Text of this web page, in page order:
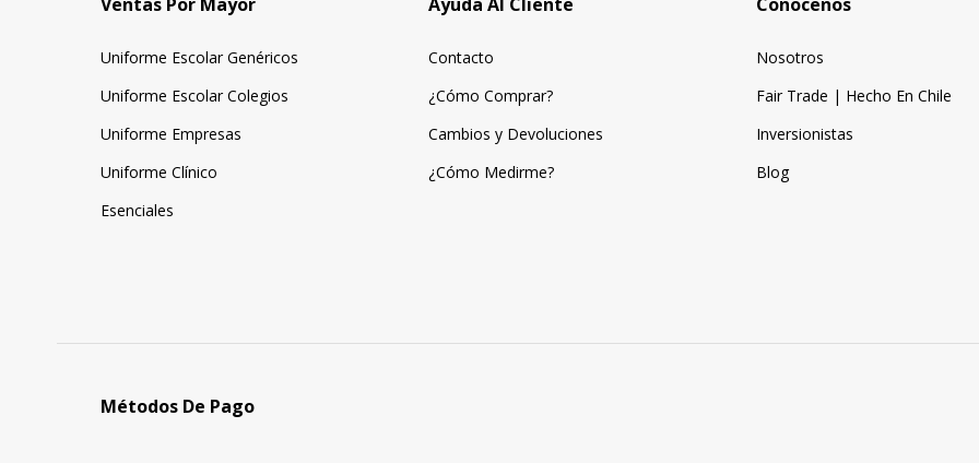
Uniforme Escolar Genéricos
Uniforme Escolar Colegios
Uniforme Empresas
Uniforme Clínico
Esenciales
Contacto
¿Cómo Comprar?
Cambios y Devoluciones
¿Cómo Medirme?
Nosotros
Fair Trade | Hecho En Chile
Inversionistas
Blog
Métodos De Pago